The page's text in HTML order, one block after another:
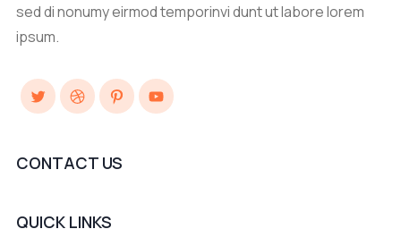
sed di nonumy eirmod temporinvi dunt ut labore lorem
ipsum.
TwitterDribbblePinterestYouTube
CONTACT US
QUICK LINKS